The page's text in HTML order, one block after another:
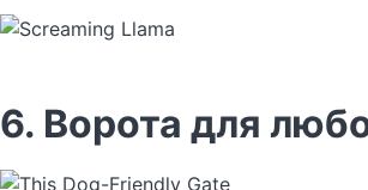
6. Ворота для